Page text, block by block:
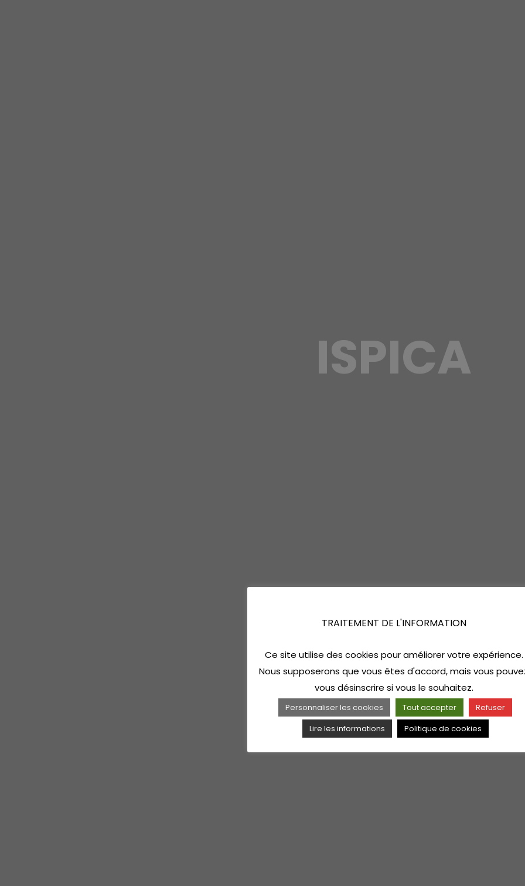
ISPICA
TRAITEMENT DE L'INFORMATION
Ce site utilise des cookies pour améliorer votre expérience.
Nous supposerons que vous êtes d'accord, mais vous
vous désinscrire si vous le souhaitez.
Personnaliser les cookies Tout accepter
Refuser
Lire les informations
Politique de cookies